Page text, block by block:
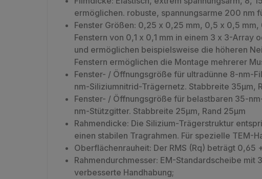
ermöglichen. robuste, spannungsarme 200 nm
Fenster Größen: 0,25 x 0,25 mm, 0,5 x 0,5
Fenstern von 0,1 x 0,1 mm in einem 3 x 3-Array
und ermöglichen beispielsweise die höheren
Fenstern ermöglichen die Montage mehrerer
Fenster- / Öffnungsgröße für ultradünne 8-nm-
nm-Siliziumnitrid-Trägernetz. Stabbreite 35µm,
Fenster- / Öffnungsgröße für belastbaren 35-
nm-Stützgitter. Stabbreite 25µm, Rand 25µm
Rahmendicke: Die Silizium-Trägerstruktur
einen stabilen Tragrahmen. Für spezielle TEM-
Oberflächenrauheit: Der RMS (Rq) beträgt
Rahmendurchmesser: EM-Standardscheibe mit
verbesserte Handhabung;